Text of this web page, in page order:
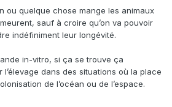
ou quelque chose mange les animaux
sauf à croire qu’on va pouvoir
indéfiniment leur longévité.
in-vitro, si ça se trouve ça
dans des situations où la place
de l’océan ou de l’espace.